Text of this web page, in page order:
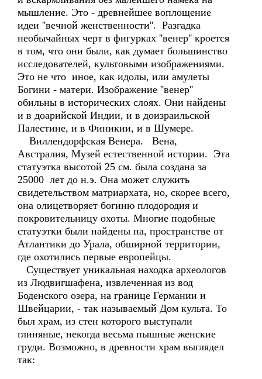
мышление. Это - древнейшее воплощение
идеи ''вечной женственности''. Разгадка
необычайных черт в фигурках ''венер'' кроется
в том, что они были, как думает большинство
исследователей, культовыми изображениями.
Это не что иное, как идолы, или амулеты
Богини - матери. Изображение ''венер''
обильны в исторических слоях. Они найдены
и в доарийской Индии, и в доизраильской
Палестине, и в Финикии, и в Шумере.
Виллендорфская Венера. Вена,
Австралия, Музей естественной истории. Эта
статуэтка высотой 25 см. была создана за
25000 лет до н.э. Она может служить
свидетельством матриархата, но, скорее всего,
она олицетворяет богиню плодородия и
покровительницу охоты. Многие подобные
статуэтки были найдены на, пространстве от
Атлантики до Урала, обширной территории,
где охотились первые европейцы.
Существует уникальная находка археологов
из Людвигшафена, извлеченная из вод
Боденского озера, на границе Германии и
Швейцарии, - так называемый Дом культа. То
был храм, из стен которого выступали
глиняные, некогда весьма пышные женские
груди. Возможно, в древности храм выглядел
так: